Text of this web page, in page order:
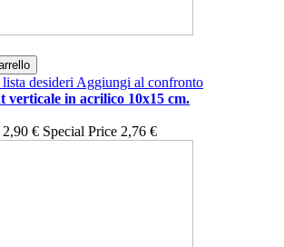
desideriAggiungi al confronto
verticale in acrilico 10x15 cm.
2,90 € Special Price 2,76 €